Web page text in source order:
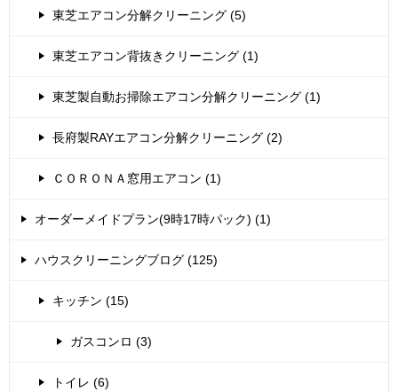
東芝エアコン分解クリーニング (5)
東芝エアコン背抜きクリーニング (1)
東芝製自動お掃除エアコン分解クリーニング (1)
長府製RAYエアコン分解クリーニング (2)
ＣＯＲＯＮＡ窓用エアコン (1)
オーダーメイドプラン(9時17時パック) (1)
ハウスクリーニングブログ (125)
キッチン (15)
ガスコンロ (3)
トイレ (6)